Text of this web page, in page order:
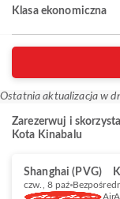
Klasa ekonomiczna
Ostatnia aktualizacja w
Zarezerwuj i
Kota Kinabalu
Shanghai (PVG)
czw., 8 paź